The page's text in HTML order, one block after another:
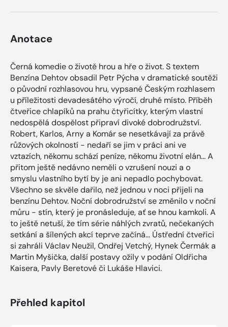
Anotace
Černá komedie o životě hrou a hře o život. S textem
Benzína Dehtov obsadil Petr Pýcha v dramatické soutěži
o původní rozhlasovou hru, vypsané Českým rozhlasem
u příležitosti devadesátého výročí, druhé místo. Příběh
čtveřice chlapíků na prahu čtyřicítky, kterým vlastní
nedospělá dospělost připraví divoké dobrodružství.
Robert, Karlos, Arny a Komár se nesetkávají za právě
růžových okolností - nedaří se jim v práci ani ve
vztazích, někomu schází peníze, někomu životní elán... A
přitom ještě nedávno neměli o vzrušení nouzi a o
smyslu vlastního bytí by je ani nepadlo pochybovat.
Všechno se skvěle dařilo, než jednou v noci přijeli na
benzínu Dehtov. Noční dobrodružství se změnilo v noční
můru - stín, který je pronásleduje, ať se hnou kamkoli. A
to ještě netuší, že tím série náhlých zvratů, nečekaných
setkání a šílených akcí teprve začíná... Ústřední čtveřici
si zahráli Václav Neužil, Ondřej Vetchý, Hynek Čermák a
Martin Myšička, další postavy ožily v podání Oldřicha
Kaisera, Pavly Beretové či Lukáše Hlavici.
Přehled kapitol